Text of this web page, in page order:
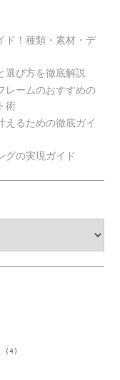
ド！種類・素材・デ
選び方を徹底解説
レームのおすすめの
術
えるための徹底ガイ
グの実現ガイド
(4)